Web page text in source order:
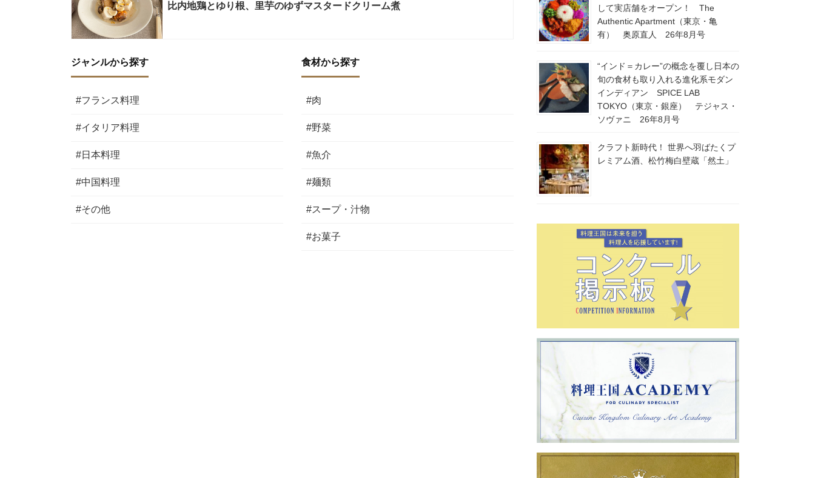
比内地鶏とゆり根、里芋のゆずマスタードクリーム煮
ジャンルから探す
#フランス料理
#イタリア料理
#日本料理
#中国料理
#その他
食材から探す
#肉
#野菜
#魚介
#麺類
#スープ・汁物
#お菓子
して実店舗をオープン！ The
Authentic Apartment（東京・亀
有） 奥原直人 26年8月号
“インド＝カレー”の概念を覆し日本の
旬の食材も取り入れる進化系モダン
インディアン SPICE LAB
TOKYO（東京・銀座） テジャス・
ソヴァニ 26年8月号
クラフト新時代！ 世界へ羽ばたくプ
レミアム酒、松竹梅白壁蔵「然土」